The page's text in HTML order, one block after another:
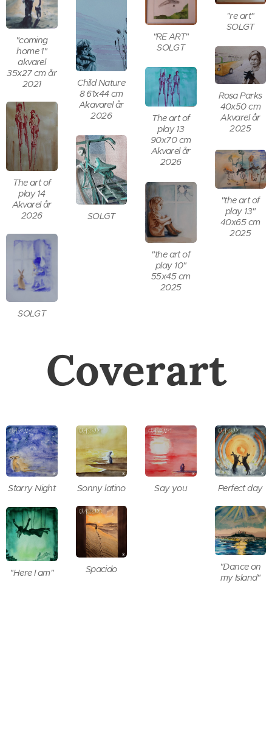
"coming
home 1"
akvarel
35x27 cm år
2021
"re art"
SOLGT
"RE ART"
SOLGT
Child Nature
8 61x44 cm
Akavarel år
2026
Rosa Parks
40x50 cm
Akvarel år
2025
The art of
play 13
90x70 cm
Akvarel år
2026
The art of
play 14
Akvarel år
2026
SOLGT
"the art of
play 13"
40x65 cm
2025
"the art of
play 10"
55x45 cm
2025
SOLGT
Coverart
Starry Night Sonny latino Say you Perfect day
Spacido
"Dance on
my Island"
"Here I am"